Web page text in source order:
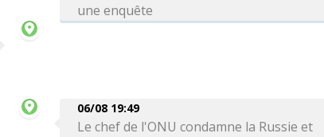
une enquête
06/08 19:49
Le chef de l'ONU condamne la Russie et